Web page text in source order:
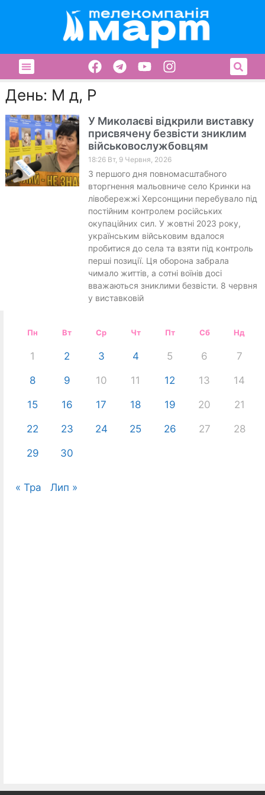
День: М д, Р
У Миколаєві відкрили виставку
присвячену безвісти зниклим
військовослужбовцям
18:26 Вт, 9 Червня, 2026
З першого дня повномасштабного
вторгнення мальовниче село Кринки на
лівобережжі Херсонщини перебувало під
постійним контролем російських
окупаційних сил. У жовтні 2023 року,
українським військовим вдалося
пробитися до села та взяти під контроль
перші позиції. Ця оборона забрала
чимало життів, а сотні воїнів досі
вважаються зниклими безвісти. 8 червня
у виставковій
Пн Вт Ср Чт Пт Сб Нд
1 2 3 4 5 6 7
8 9 10 11 12 13 14
15 16 17 18 19 20 21
22 23 24 25 26 27 28
29 30
« Тра Лип »